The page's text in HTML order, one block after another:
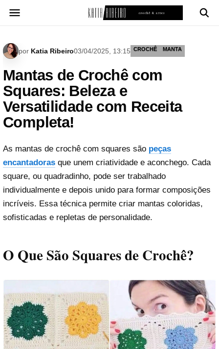
para
por Katia Ribeiro03/04/2025, 13:15 CROCHÊ MANTA
Mantas de Crochê com
Squares: Beleza e
Versatilidade com Receita
Completa!
As mantas de crochê com squares são peças
encantadoras que unem criatividade e aconchego. Cada
square, ou quadradinho, pode ser trabalhado
individualmente e depois unido para formar composições
incríveis. Essa técnica permite criar mantas coloridas,
sofisticadas e repletas de personalidade.
O Que São Squares de Crochê?